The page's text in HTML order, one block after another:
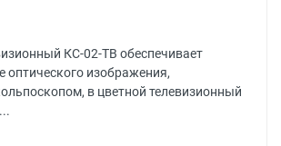
КС-02-ТВ обеспечивает
оптического изображения,
в цветной телевизионный